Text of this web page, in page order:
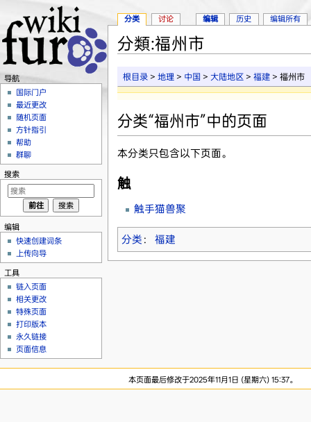
分類:福州市
根目录 >地理 > 中国 >大陆地区 >福建 > 福州市
分类“福州市”中的页面
本分类只包含以下页面。
触
触手猫兽聚
分类 ： 福建
分类 讨论 编辑 历史 编辑所有
导航
国际门户
最近更改
随机页面
方针指引
帮助
群聊
搜索
编辑
快速创建词条
上传向导
工具
链入页面
相关更改
特殊页面
打印版本
永久链接
页面信息
本页面最后修改于2025年11月1日 (星期六) 15:37。